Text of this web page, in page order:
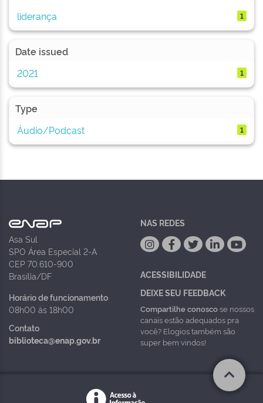
liderança 1
Date issued
2021
1
Type
Áudio/Podcast
1
Asa Sul
SPO Área Especial 2-A
CEP 70.610-900
Brasília/DF
Horário de funcionamento
08h00 às 18h00
Contato
biblioteca@enap.gov.br
NAS REDES
ACESSIBILIDADE
DEIXE SEU FEEDBACK
Compartilhe conoscose nossos
canais estão adequados pra
você? Elogios também são
super bem vindos!